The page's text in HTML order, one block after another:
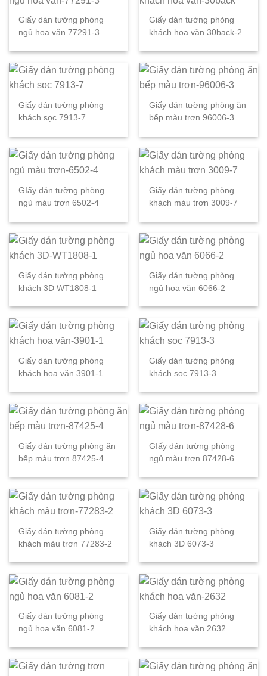
Giấy dán tường phòng
ngủ hoa văn 77291-3
Giấy dán tường phòng
khách hoa văn 30back-2
Giấy dán tường phòng
khách sọc 7913-7
Giấy dán tường phòng ăn
bếp màu trơn 96006-3
GIấy dán tường phòng
ngủ màu trơn 6502-4
Giấy dán tường phòng
khách màu trơn 3009-7
Giấy dán tường phòng
khách 3D WT1808-1
Giấy dán tường phòng
ngủ hoa văn 6066-2
Giấy dán tường phòng
khách hoa văn 3901-1
Giấy dán tường phòng
khách sọc 7913-3
Giấy dán tường phòng ăn
bếp màu trơn 87425-4
GIấy dán tường phòng
ngủ màu trơn 87428-6
Giấy dán tường phòng
khách màu trơn 77283-2
Giấy dán tường phòng
khách 3D 6073-3
Giấy dán tường phòng
ngủ hoa văn 6081-2
Giấy dán tường phòng
khách hoa văn 2632